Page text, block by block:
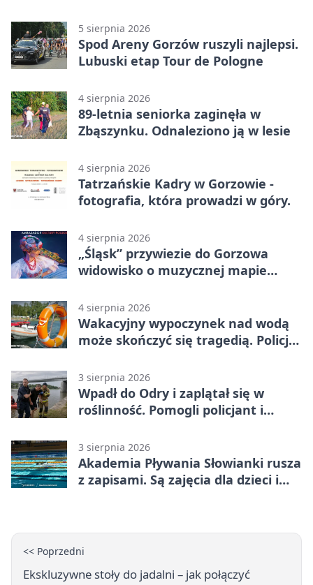
5 sierpnia 2026
Spod Areny Gorzów ruszyli najlepsi.
Lubuski etap Tour de Pologne
4 sierpnia 2026
89-letnia seniorka zaginęła w
Zbąszynku. Odnaleziono ją w lesie
4 sierpnia 2026
Tatrzańskie Kadry w Gorzowie -
fotografia, która prowadzi w góry.
4 sierpnia 2026
„Śląsk” przywiezie do Gorzowa
widowisko o muzycznej mapie
4 sierpnia 2026
Wakacyjny wypoczynek nad wodą
może skończyć się tragedią. Policja
3 sierpnia 2026
Wpadł do Odry i zaplątał się w
roślinność. Pomogli policjant i
3 sierpnia 2026
Akademia Pływania Słowianki rusza
z zapisami. Są zajęcia dla dzieci i
<< Poprzedni
Ekskluzywne stoły do jadalni – jak połączyć